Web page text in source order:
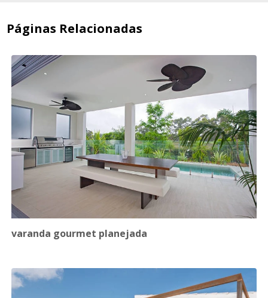
Páginas Relacionadas
varanda gourmet planejada